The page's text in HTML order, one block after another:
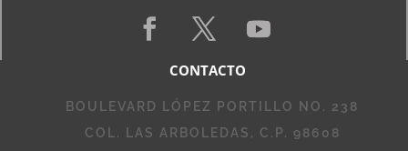
CONTACTO
BOULEVARD LÓPEZ PORTILLO NO. 238
COL. LAS ARBOLEDAS, C.P. 98608